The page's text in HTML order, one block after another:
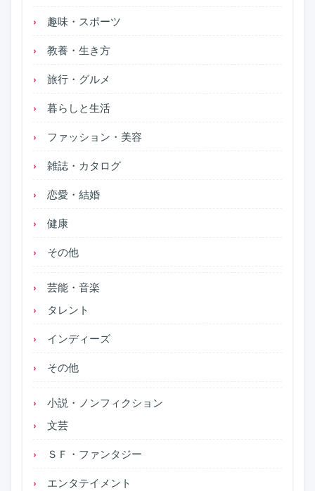
趣味・スポーツ
教養・生き方
旅行・グルメ
暮らしと生活
ファッション・美容
雑誌・カタログ
恋愛・結婚
健康
その他
芸能・音楽
タレント
インディーズ
その他
小説・ノンフィクション
文芸
ＳＦ・ファンタジー
エンタテイメント